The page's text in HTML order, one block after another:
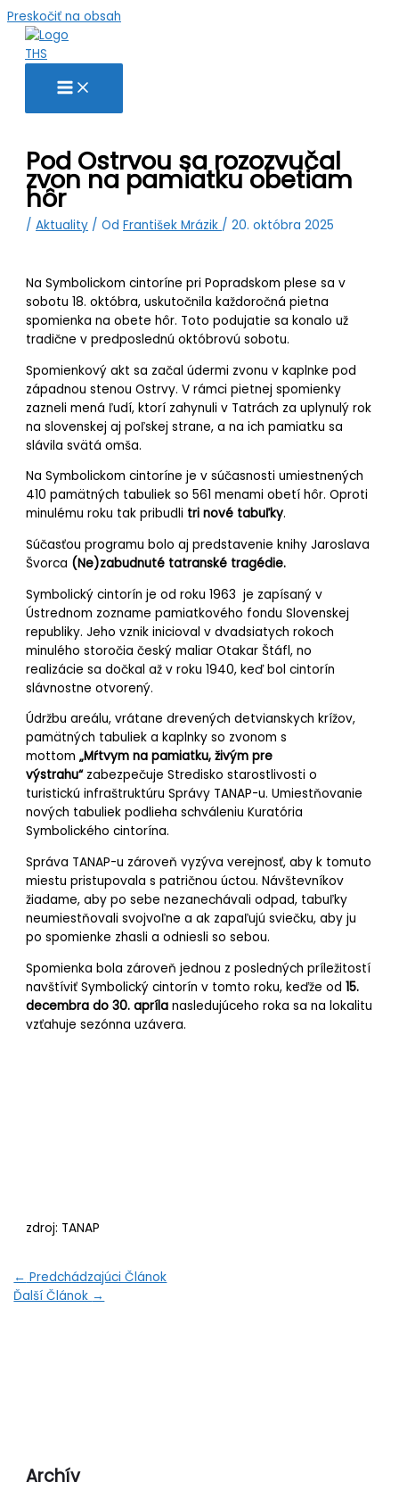
Preskočiť na obsah
Pod Ostrvou sa rozozvučal
zvon na pamiatku obetiam
hôr
/Aktuality / Od František Mrázik /20. októbra 2025
Na Symbolickom cintoríne pri Popradskom plese sa v
sobotu 18. októbra, uskutočnila každoročná pietna
spomienka na obete hôr. Toto podujatie sa konalo už
tradične v predposlednú októbrovú sobotu.
Spomienkový akt sa začal údermi zvonu v kaplnke pod
západnou stenou Ostrvy. V rámci pietnej spomienky
zazneli mená ľudí, ktorí zahynuli v Tatrách za uplynulý rok
na slovenskej aj poľskej strane, a na ich pamiatku sa
slávila svätá omša.
Na Symbolickom cintoríne je v súčasnosti umiestnených
410 pamätných tabuliek so 561 menami obetí hôr. Oproti
minulému roku tak pribudli tri nové tabuľky.
Súčasťou programu bolo aj predstavenie knihy Jaroslava
Švorca (Ne)zabudnuté tatranské tragédie.
Symbolický cintorín je od roku 1963 je zapísaný v
Ústrednom zozname pamiatkového fondu Slovenskej
republiky. Jeho vznik inicioval v dvadsiatych rokoch
minulého storočia český maliar Otakar Štáfl, no
realizácie sa dočkal až v roku 1940, keď bol cintorín
slávnostne otvorený.
Údržbu areálu, vrátane drevených detvianskych krížov,
pamätných tabuliek a kaplnky so zvonom s
mottom„Mŕtvym na pamiatku, živým pre
výstrahu“zabezpečuje Stredisko starostlivosti o
turistickú infraštruktúru Správy TANAP-u. Umiestňovanie
nových tabuliek podlieha schváleniu Kuratória
Symbolického cintorína.
Správa TANAP-u zároveň vyzýva verejnosť, aby k tomuto
miestu pristupovala s patričnou úctou. Návštevníkov
žiadame, aby po sebe nezanechávali odpad, tabuľky
neumiestňovali svojvoľne a ak zapaľujú sviečku, aby ju
po spomienke zhasli a odniesli so sebou.
Spomienka bola zároveň jednou z posledných príležitostí
navštíviť Symbolický cintorín v tomto roku, keďže od15.
decembra do 30. apríla nasledujúceho roka sa na lokalitu
vzťahuje sezónna uzávera.
zdroj: TANAP
← Predchádzajúci Článok
Ďalší Článok →
Archív